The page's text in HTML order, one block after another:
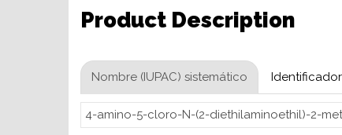
Product Description
Nombre (IUPAC) sistemático
4-amino-5-cloro-N-(2-diethilaminoethil)-2-